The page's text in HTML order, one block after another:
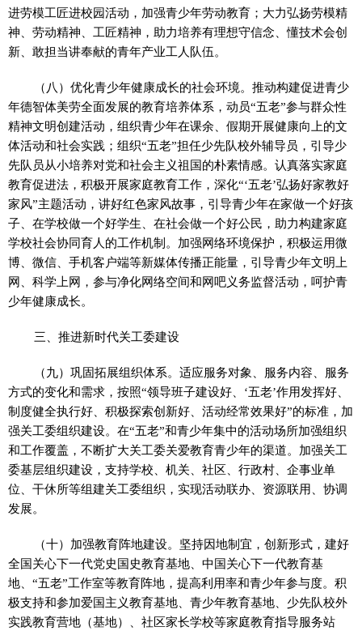
进劳模工匠进校园活动，加强青少年劳动教育；大力弘扬劳模精
神、劳动精神、工匠精神，助力培养有理想守信念、懂技术会创
新、敢担当讲奉献的青年产业工人队伍。
（八）优化青少年健康成长的社会环境。推动构建促进青少
年德智体美劳全面发展的教育培养体系，动员“五老”参与群众性
精神文明创建活动，组织青少年在课余、假期开展健康向上的文
体活动和社会实践；组织“五老”担任少先队校外辅导员，引导少
先队员从小培养对党和社会主义祖国的朴素情感。认真落实家庭
教育促进法，积极开展家庭教育工作，深化“‘五老’弘扬好家教好
家风”主题活动，讲好红色家风故事，引导青少年在家做一个好孩
子、在学校做一个好学生、在社会做一个好公民，助力构建家庭
学校社会协同育人的工作机制。加强网络环境保护，积极运用微
博、微信、手机客户端等新媒体传播正能量，引导青少年文明上
网、科学上网，参与净化网络空间和网吧义务监督活动，呵护青
少年健康成长。
三、推进新时代关工委建设
（九）巩固拓展组织体系。适应服务对象、服务内容、服务
方式的变化和需求，按照“领导班子建设好、‘五老’作用发挥好、
制度健全执行好、积极探索创新好、活动经常效果好”的标准，加
强关工委组织建设。在“五老”和青少年集中的活动场所加强组织
和工作覆盖，不断扩大关工委关爱教育青少年的渠道。加强关工
委基层组织建设，支持学校、机关、社区、行政村、企事业单
位、干休所等组建关工委组织，实现活动联办、资源联用、协调
发展。
（十）加强教育阵地建设。坚持因地制宜，创新形式，建好
全国关心下一代党史国史教育基地、中国关心下一代教育基
地、“五老”工作室等教育阵地，提高利用率和青少年参与度。积
极支持和参加爱国主义教育基地、青少年教育基地、少先队校外
实践教育营地（基地）、社区家长学校等家庭教育指导服务站